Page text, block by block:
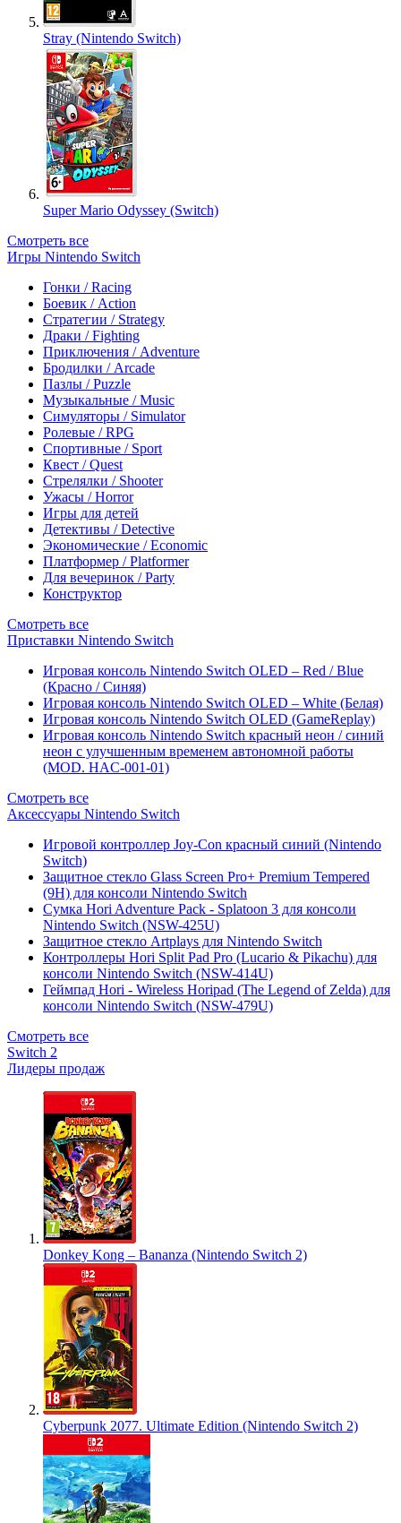
Stray (Nintendo Switch)
Super Mario Odyssey (Switch)
Смотреть все
Игры Nintendo Switch
Гонки / Racing
Боевик / Action
Стратегии / Strategy
Драки / Fighting
Приключения / Adventure
Бродилки / Arcade
Пазлы / Puzzle
Музыкальные / Music
Симуляторы / Simulator
Ролевые / RPG
Спортивные / Sport
Квест / Quest
Стрелялки / Shooter
Ужасы / Horror
Игры для детей
Детективы / Detective
Экономические / Economic
Платформер / Platformer
Для вечеринок / Party
Конструктор
Смотреть все
Приставки Nintendo Switch
Игровая консоль Nintendo Switch OLED – Red / Blue
(Красно / Синяя)
Игровая консоль Nintendo Switch OLED – White (Белая)
Игровая консоль Nintendo Switch OLED (GameReplay)
Игровая консоль Nintendo Switch красный неон / синий
неон с улучшенным временем автономной работы
(MOD. HAC-001-01)
Смотреть все
Аксессуары Nintendo Switch
Игровой контроллер Joy-Con красный синий (Nintendo
Switch)
Защитное стекло Glass Screen Pro+ Premium Tempered
(9H) для консоли Nintendo Switch
Сумка Hori Adventure Pack - Splatoon 3 для консоли
Nintendo Switch (NSW-425U)
Защитное стекло Artplays для Nintendo Switch
Контроллеры Hori Split Pad Pro (Lucario & Pikachu) для
консоли Nintendo Switch (NSW-414U)
Геймпад Hori - Wireless Horipad (The Legend of Zelda) для
консоли Nintendo Switch (NSW-479U)
Смотреть все
Switch 2
Лидеры продаж
Donkey Kong – Bananza (Nintendo Switch 2)
Cyberpunk 2077. Ultimate Edition (Nintendo Switch 2)